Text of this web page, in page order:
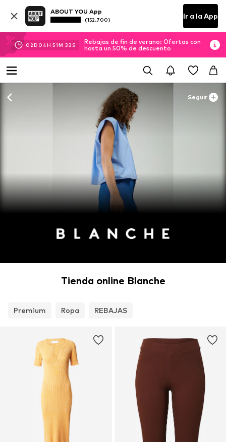
ABOUT YOU App
(152.700) Ir a la App
02D 04H 51M 33 S
Rebajas de fin de verano: Ofertas con
hasta un 50% de descuento
Seguir
Tienda online Blanche
Premium Ropa REBAJAS